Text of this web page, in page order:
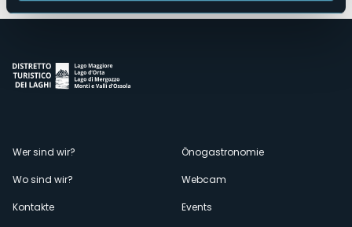
Menù
secondario
Wer sind wir?
Wo sind wir?
Kontakte
Önogastronomie
Webcam
Events